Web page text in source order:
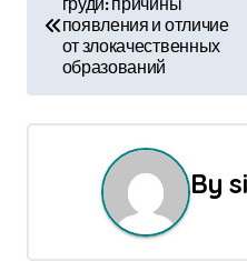
и
ц
появления и отличие
от злокачественных
образований
By